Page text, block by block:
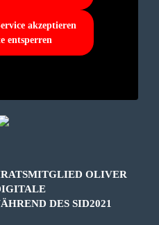
akzeptieren
entsperren
OLIVER
DES SID2021